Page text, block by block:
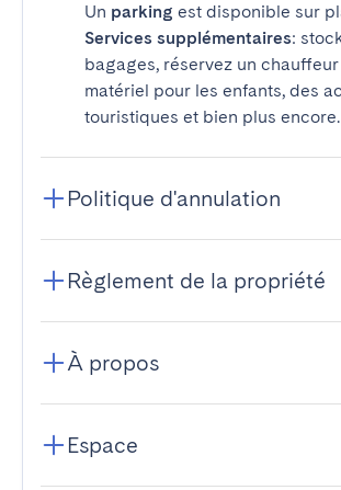
Un parking est disponible sur
Services supplémentaires:
bagages, réservez un
matériel pour les enfants, des
touristiques et bien plus encore.
Politique d'annulation
Règlement de la propriété
À propos
Espace